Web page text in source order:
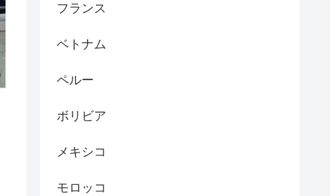
フランス
ベトナム
ペルー
ボリビア
メキシコ
モロッコ